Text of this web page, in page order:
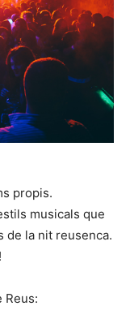
propis.
musicals que
de la nit reusenca.
Reus: